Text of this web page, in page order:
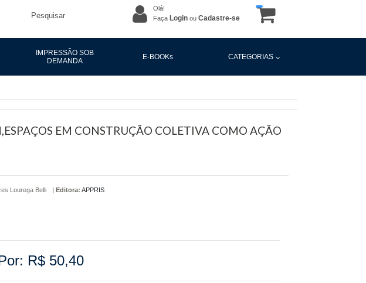
Pesquisar
Olá!
Faça Login ou Cadastre-se
IMPRESSÃO SOB
DEMANDA
E-BOOKs CATEGORIAS
EM CONSTRUÇÃO COLETIVA COMO AÇÃO
Lourega Belli | Editora: APPRIS
R$ 50,40